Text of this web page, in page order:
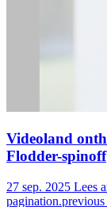
Videoland
Flodder-spinoff
27 sep. 2025 Lees
pagination.previous